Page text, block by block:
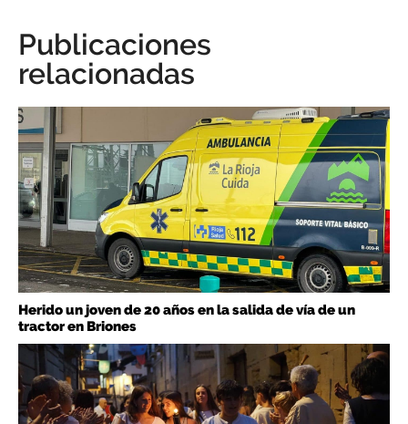
Publicaciones
relacionadas
Herido un joven de 20 años en la salida de vía de un
tractor en Briones